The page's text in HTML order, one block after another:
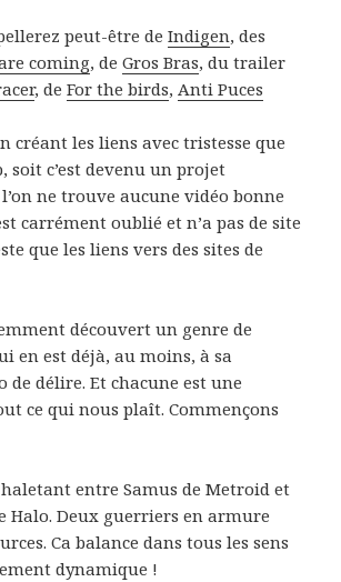
peut-être deIndigen, des
coming, deGros Bras, du trailer
, deFor the birds,Anti Puces
créant les liens avec tristesse que
soit c’est devenu un projet
ne trouve aucune vidéo bonne
carrément oublié et n’a pas de site
que les liens vers des sites de
découvert un genre de
en est déjà, au moins, à sa
de délire. Et chacune est une
ce qui nous plaît. Commençons
entre Samus de Metroid et
Halo. Deux guerriers en armure
Ca balance dans tous les sens
dynamique !